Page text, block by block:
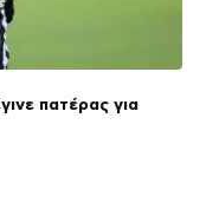
πατέρας για